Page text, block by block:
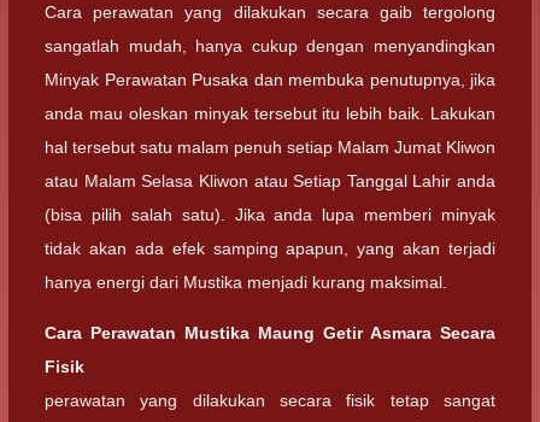
Cara perawatan yang dilakukan secara gaib tergolong
sangatlah mudah, hanya cukup dengan menyandingkan
Minyak Perawatan Pusaka dan membuka penutupnya, jika
anda mau oleskan minyak tersebut itu lebih baik. Lakukan
hal tersebut satu malam penuh setiap Malam Jumat Kliwon
atau Malam Selasa Kliwon atau Setiap Tanggal Lahir anda
(bisa pilih salah satu). Jika anda lupa memberi minyak
tidak akan ada efek samping apapun, yang akan terjadi
hanya energi dari Mustika menjadi kurang maksimal.
Cara Perawatan Mustika Maung Getir Asmara Secara
Fisik
perawatan yang dilakukan secara fisik tetap sangat